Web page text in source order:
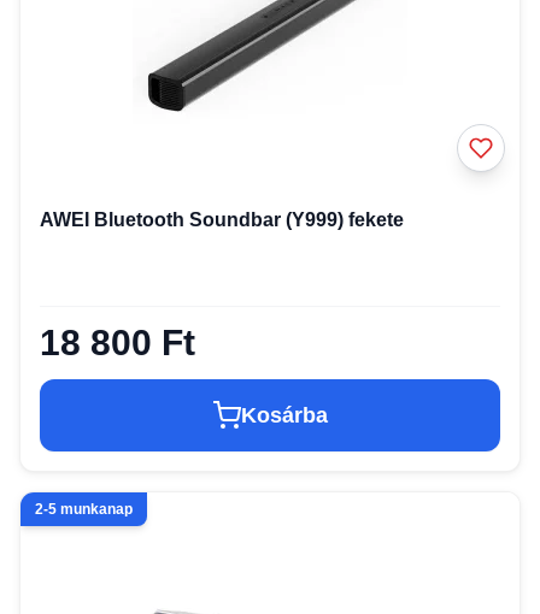
AWEI Bluetooth Soundbar (Y999) fekete
18 800 Ft
Kosárba
2-5 munkanap